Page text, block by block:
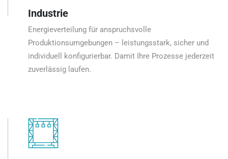
Industrie
Energieverteilung für anspruchsvolle
Produktionsumgebungen – leistungsstark, sicher und
individuell konfigurierbar. Damit Ihre Prozesse jederzeit
zuverlässig laufen.